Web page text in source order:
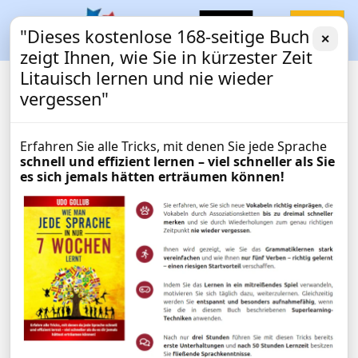
"Dieses kostenlose 168-seitige Buch
zeigt Ihnen, wie Sie in kürzester Zeit
Litauisch lernen und nie wieder
vergessen"
✕
Erfahren Sie alle Tricks, mit denen Sie jede Sprache
schnell und effizient lernen – viel schneller als Sie
es sich jemals hätten erträumen können!